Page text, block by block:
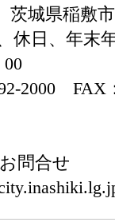
城県稲敷市
休日、年末
00
2000 FAX
問合せ